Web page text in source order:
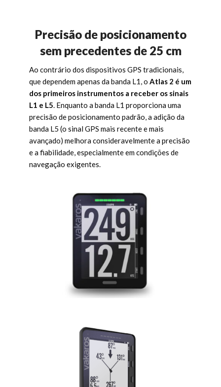
Precisão de posicionamento
sem precedentes de 25 cm
Ao contrário dos dispositivos GPS tradicionais,
que dependem apenas da banda L1, o Atlas 2 é um
dos primeiros instrumentos a receber os sinais
L1 e L5. Enquanto a banda L1 proporciona uma
precisão de posicionamento padrão, a adição da
banda L5 (o sinal GPS mais recente e mais
avançado) melhora consideravelmente a precisão
e a fiabilidade, especialmente em condições de
navegação exigentes.